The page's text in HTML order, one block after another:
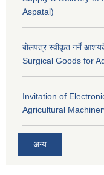
Aspatal)
बोलपत्र स्वीकृत गर्ने
Surgical Goods for
Invitation of
Agricultural
अन्य